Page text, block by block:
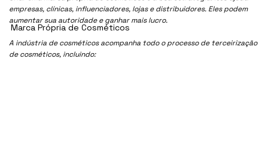
empresas, clínicas, influenciadores, lojas e distribuidores. Eles podem
aumentar sua autoridade e ganhar mais lucro.
A indústria de cosméticos acompanha todo o processo de terceirização
de cosméticos, incluindo:
Marca Própria de Cosméticos